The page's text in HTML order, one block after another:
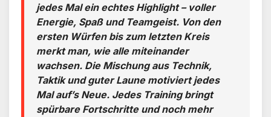
jedes Mal ein echtes Highlight – voller
Energie, Spaß und Teamgeist. Von den
ersten Würfen bis zum letzten Kreis
merkt man, wie alle miteinander
wachsen. Die Mischung aus Technik,
Taktik und guter Laune motiviert jedes
Mal auf’s Neue. Jedes Training bringt
spürbare Fortschritte und noch mehr